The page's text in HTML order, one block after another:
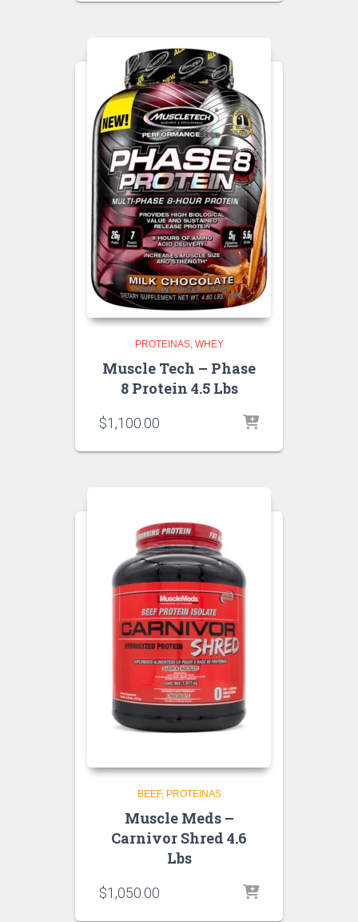
PROTEINAS WHEY
Muscle Tech – Phase
8 Protein 4.5 Lbs
$1,100.00
BEEF PROTEINAS
Muscle Meds –
Carnivor Shred 4.6
Lbs
$1,050.00